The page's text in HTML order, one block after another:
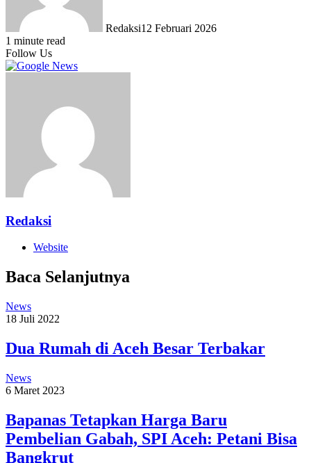
Redaksi12 Februari 2026
1 minute read
Follow Us
Redaksi
Website
Baca Selanjutnya
News
18 Juli 2022
Dua Rumah di Aceh Besar Terbakar
News
6 Maret 2023
Bapanas Tetapkan Harga Baru
Pembelian Gabah, SPI Aceh: Petani Bisa
Bangkrut